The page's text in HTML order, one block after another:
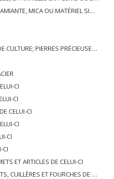
OU MATÉRIEL SIMILAIRE; ARTICLES DE CELUI-CI
OU DOUBLÉS DE MÉTAUX PRÉCIEUX ET OUVRAGES EN CES MATIÈRES; IMITATION BIJOUTERIE; PIÈCE DE MONNAIE
CI
CI
CELUI-CI
CI
CI
CI
ET ARTICLES DE CELUI-CI
MÉTAUX DE BASE; PARTIES DE CELLES-CI, EN METAL DE BASE